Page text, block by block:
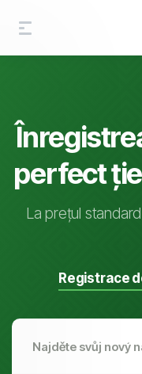
perfect
La prețul
Registrace